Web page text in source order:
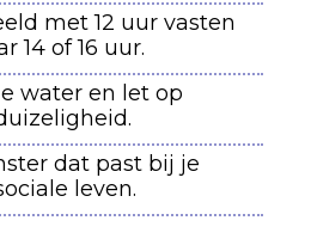
met 12 uur vasten
14 of 16 uur.
water en let op
dat past bij je
leven.